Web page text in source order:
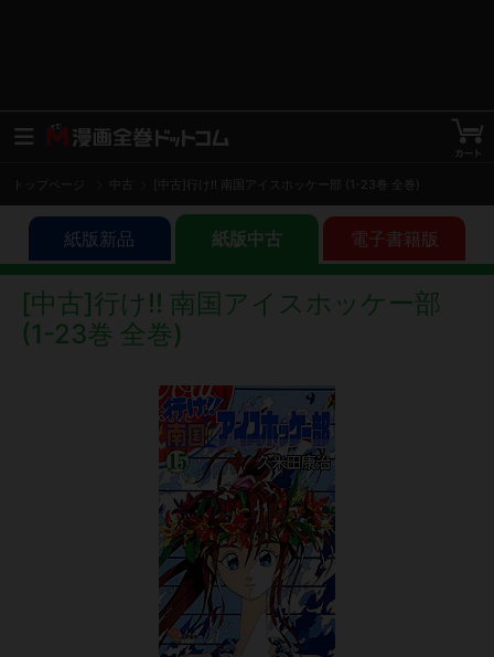
トップページ 中古 [中古]行け!! 南国アイスホッケー部 (1-23巻 全巻)
紙版新品 紙版中古 電子書籍版
[中古]行け!! 南国アイスホッケー部
(1-23巻 全巻)